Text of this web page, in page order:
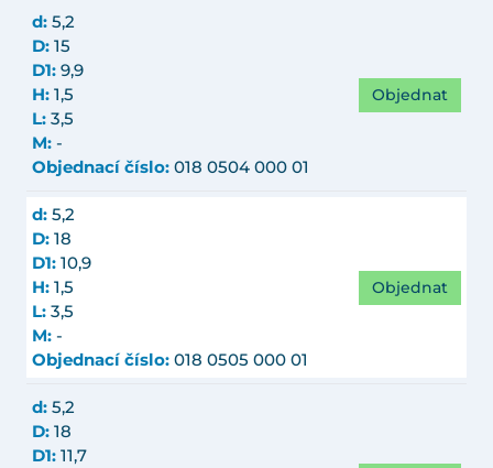
d: 5,2
D: 15
D1: 9,9
H: 1,5
L: 3,5
M: -
Objednací číslo: 018 0504 000 01
Objednat
d: 5,2
D: 18
D1: 10,9
H: 1,5
L: 3,5
M: -
Objednací číslo: 018 0505 000 01
Objednat
d: 5,2
D: 18
D1: 11,7